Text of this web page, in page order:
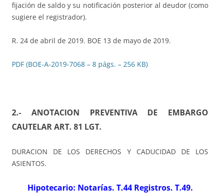
fijación de saldo y su notificación posterior al deudor (como
sugiere el registrador).
R. 24 de abril de 2019. BOE 13 de mayo de 2019.
PDF (BOE-A-2019-7068 – 8 págs. – 256 KB)
2.- ANOTACION PREVENTIVA DE EMBARGO
CAUTELAR ART. 81 LGT.
DURACION DE LOS DERECHOS Y CADUCIDAD DE LOS
ASIENTOS.
Hipotecario: Notarías. T.44 Registros. T.49.